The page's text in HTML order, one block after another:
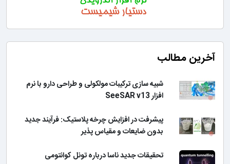
آخرین مطالب
شبیه سازی ترکیبات مولکولی و طراحی دارو با نرم
افزار SeeSAR v13
پیشرفت در افزایش چرخه پلاستیک: فرآیند جدید
بدون ضایعات و مقیاس پذیر
تحقیقات جدید ناسا درباره تونل کوانتومی